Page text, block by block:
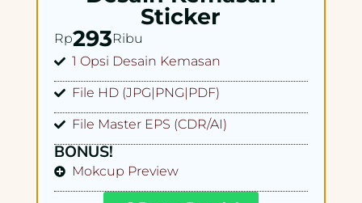
Sticker
Rp293Ribu
1 Opsi Desain Kemasan
File HD (JPG|PNG|PDF)
File Master EPS (CDR/AI)
BONUS!
Mokcup Preview